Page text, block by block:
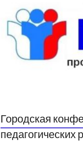
Городская
педагогических